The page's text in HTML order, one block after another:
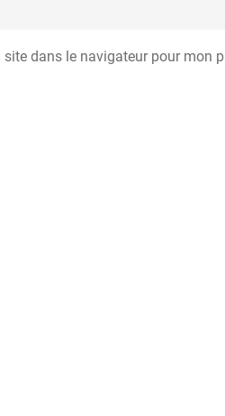
dans le navigateur pour mon